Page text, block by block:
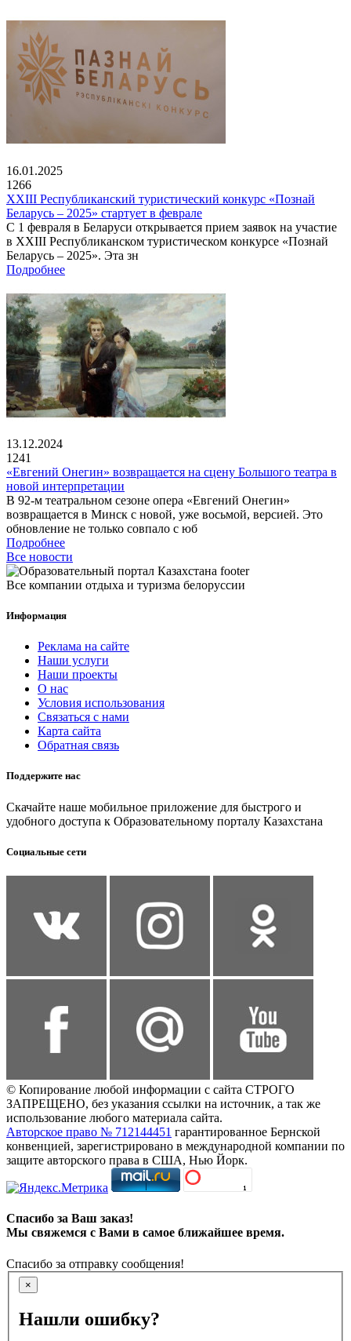
16.01.2025
1266
XXIII Республиканский туристический конкурс «Познай
Беларусь – 2025» стартует в феврале
С 1 февраля в Беларуси открывается прием заявок на участие
в XXIII Республиканском туристическом конкурсе «Познай
Беларусь – 2025». Эта зн
Подробнее
13.12.2024
1241
«Евгений Онегин» возвращается на сцену Большого театра в
новой интерпретации
В 92-м театральном сезоне опера «Евгений Онегин»
возвращается в Минск с новой, уже восьмой, версией. Это
обновление не только совпало с юб
Подробнее
Все новости
Все компании отдыха и туризма белоруссии
Информация
Реклама на сайте
Наши услуги
Наши проекты
О нас
Условия использования
Связаться с нами
Карта сайта
Обратная связь
Поддержите нас
Скачайте наше мобильное приложение для быстрого и
удобного доступа к Образовательному порталу Казахстана
Социальные сети
© Копирование любой информации с сайта СТРОГО
ЗАПРЕЩЕНО, без указания ссылки на источник, а так же
использование любого материала сайта.
Авторское право № 712144451 гарантированное Бернской
конвенцией, зарегистрировано в международной компании по
защите авторского права в США, Нью Йорк.
Спасибо за Ваш заказ!
Мы свяжемся с Вами в самое ближайшее время.
Спасибо за отправку сообщения!
×
Нашли ошибку?